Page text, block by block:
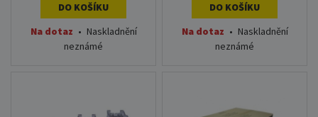
DO KOŠÍKU
Na dotaz • Naskladnění
neznámé
DO KOŠÍKU
Na dotaz • Naskladnění
neznámé